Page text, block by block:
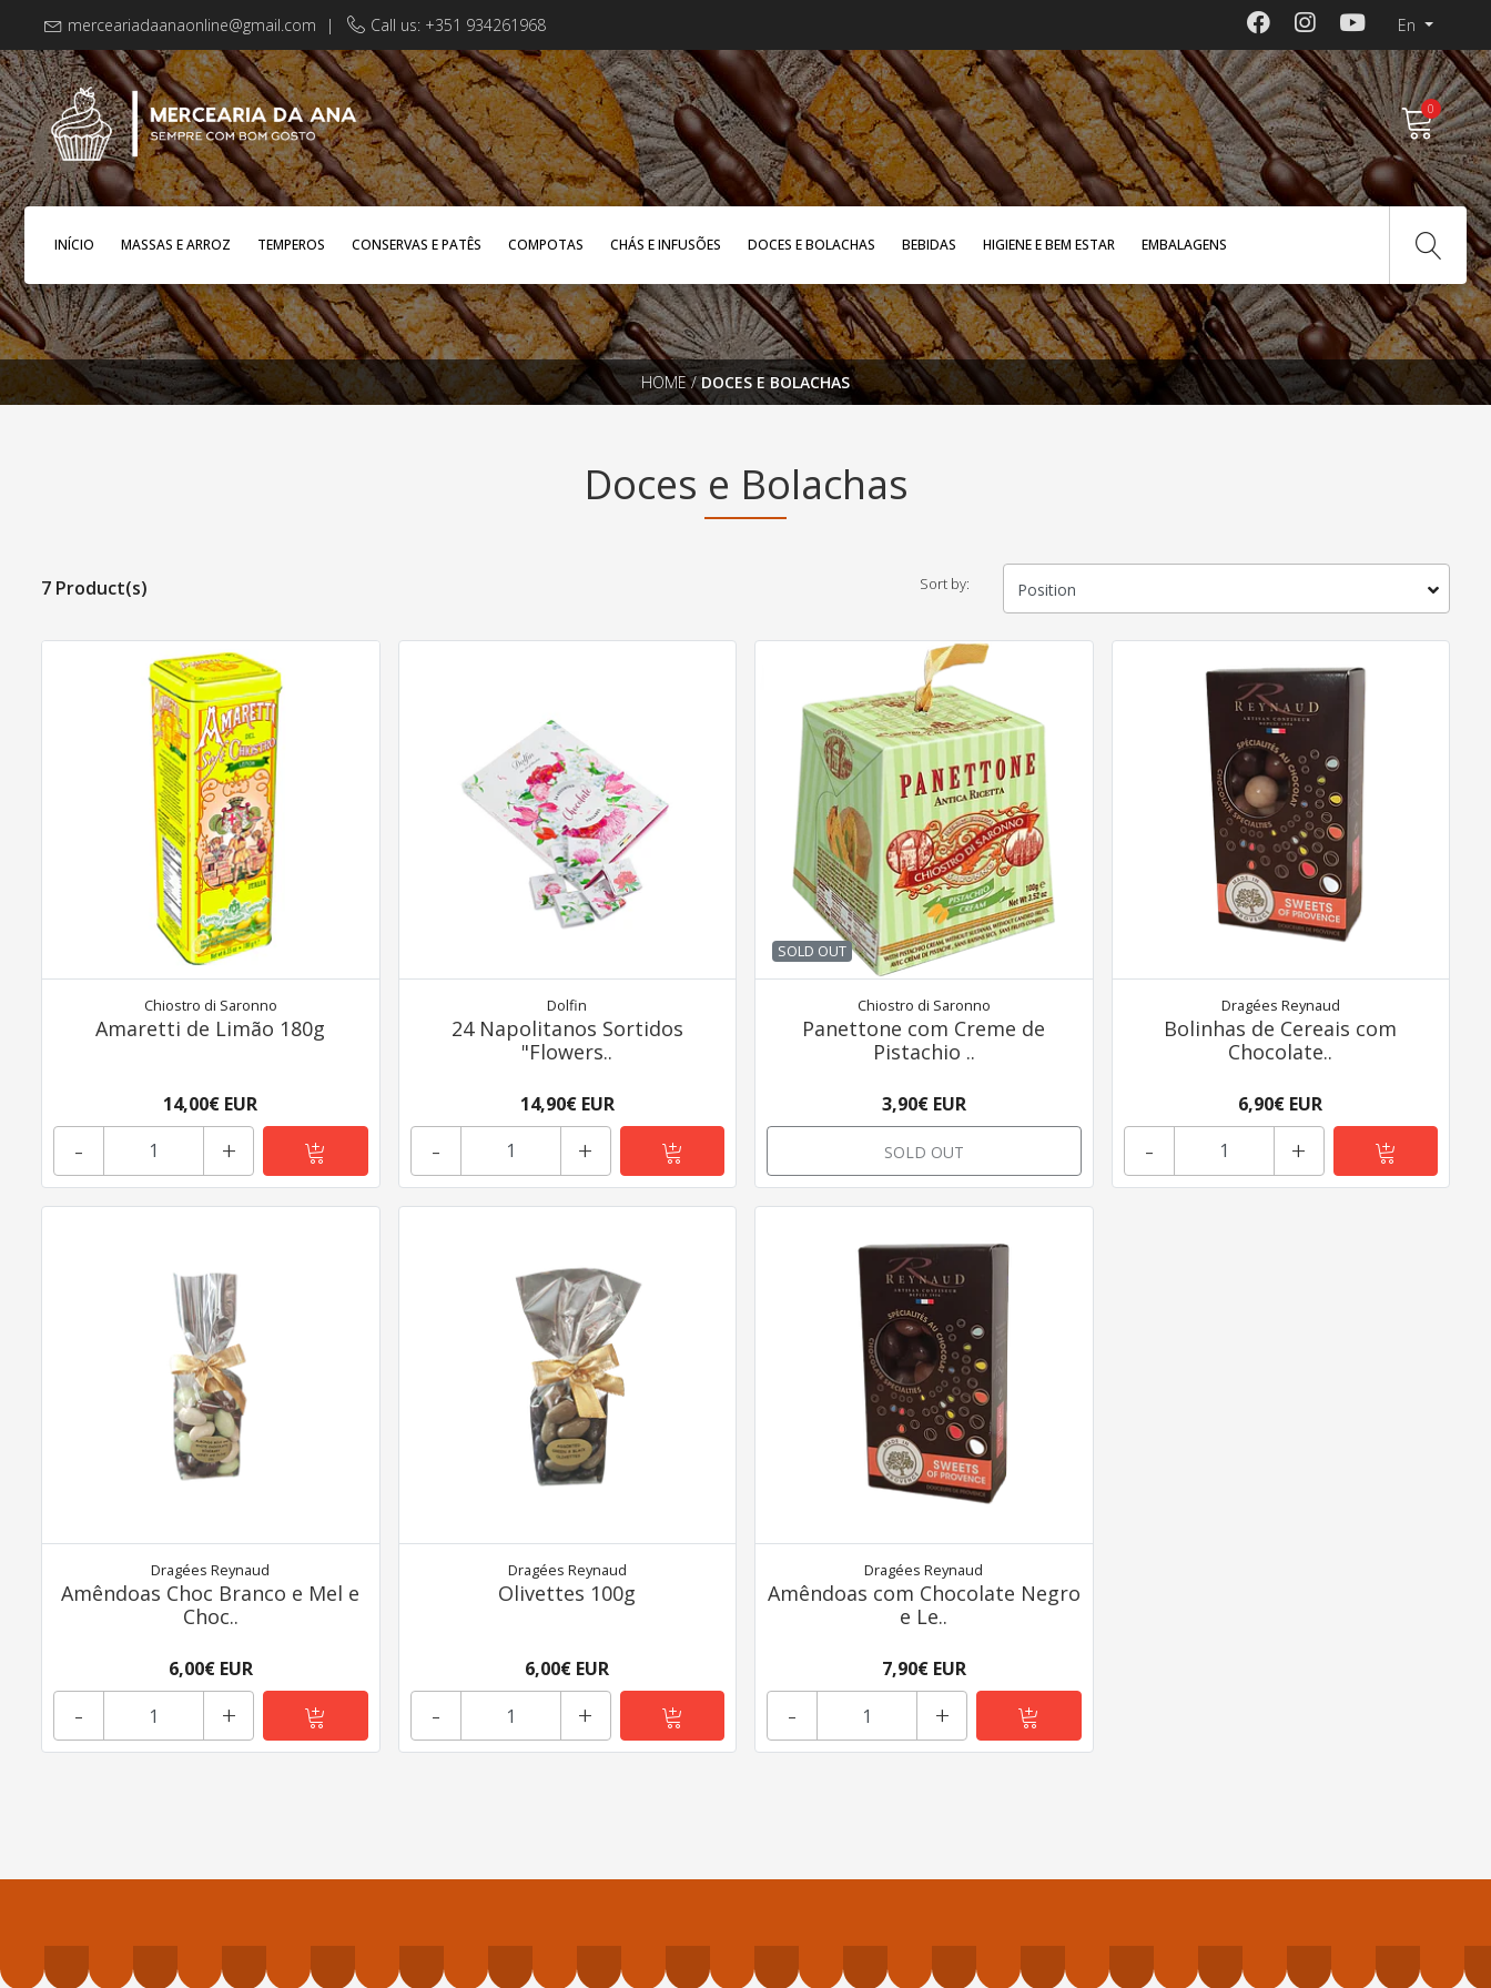
merceariadaanaonline@gmail.com | Call us: +351 934261968 En
0
INÍCIO MASSAS E ARROZ TEMPEROS CONSERVAS E PATÊS COMPOTAS CHÁS E INFUSÕES DOCES E BOLACHAS BEBIDAS HIGIENE E BEM ESTAR EMBALAGENS
HOME/ DOCES E BOLACHAS
Doces e Bolachas
7 Product(s) Sort by:
Chiostro di Saronno
Amaretti de Limão 180g
14,00€ EUR
+
-
Dolfin
24 Napolitanos Sortidos
"Flowers..
14,90€ EUR
+
-
SOLD OUT
Chiostro di Saronno
Panettone com Creme de
Pistachio ..
3,90€ EUR
SOLD OUT
Dragées Reynaud
Bolinhas de Cereais com
Chocolate..
6,90€ EUR
+
-
Dragées Reynaud
Amêndoas Choc Branco e Mel e
Choc..
6,00€ EUR
+
-
Dragées Reynaud
Olivettes 100g
6,00€ EUR
+
-
Dragées Reynaud
Amêndoas com Chocolate Negro
e Le..
7,90€ EUR
+
-